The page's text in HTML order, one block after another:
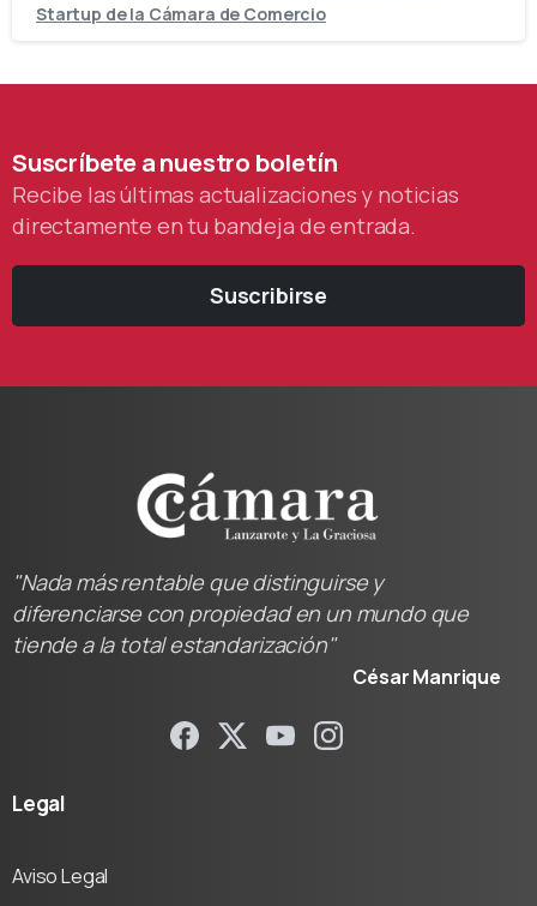
Startup de la Cámara de Comercio
Suscríbeteanuestro boletín
Recibe las últimas actualizaciones y noticias
directamente en tu bandeja de entrada.
Suscribirse
"Nada más rentable que distinguirse y
diferenciarse con propiedad en un mundo que
tiende a la total estandarización"
César Manrique
Legal
Aviso Legal